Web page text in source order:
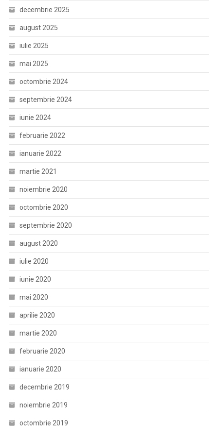
decembrie 2025
august 2025
iulie 2025
mai 2025
octombrie 2024
septembrie 2024
iunie 2024
februarie 2022
ianuarie 2022
martie 2021
noiembrie 2020
octombrie 2020
septembrie 2020
august 2020
iulie 2020
iunie 2020
mai 2020
aprilie 2020
martie 2020
februarie 2020
ianuarie 2020
decembrie 2019
noiembrie 2019
octombrie 2019